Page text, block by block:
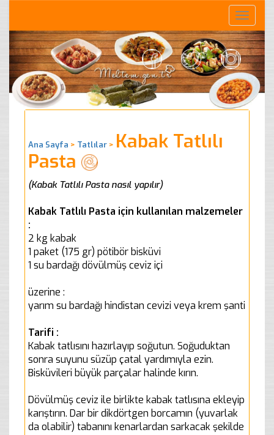
Toggle
Ana Sayfa > Tatlılar > Kabak Tatlılı
Pasta
(Kabak Tatlılı Pasta nasıl yapılır)
Kabak Tatlılı Pasta için kullanılan malzemeler
:
2 kg kabak
1 paket (175 gr) pötibör bisküvi
1 su bardağı dövülmüş ceviz içi
üzerine :
yarım su bardağı hindistan cevizi veya krem şanti
Tarifi :
Kabak tatlısını hazırlayıp soğutun. Soğuduktan
sonra suyunu süzüp çatal yardımıyla ezin.
Bisküvileri büyük parçalar halinde kırın.
Dövülmüş ceviz ile birlikte kabak tatlısına ekleyip
karıştırın. Dar bir dikdörtgen borcamın (yuvarlak
da olabilir) tabanını kenarlardan sarkacak şekilde